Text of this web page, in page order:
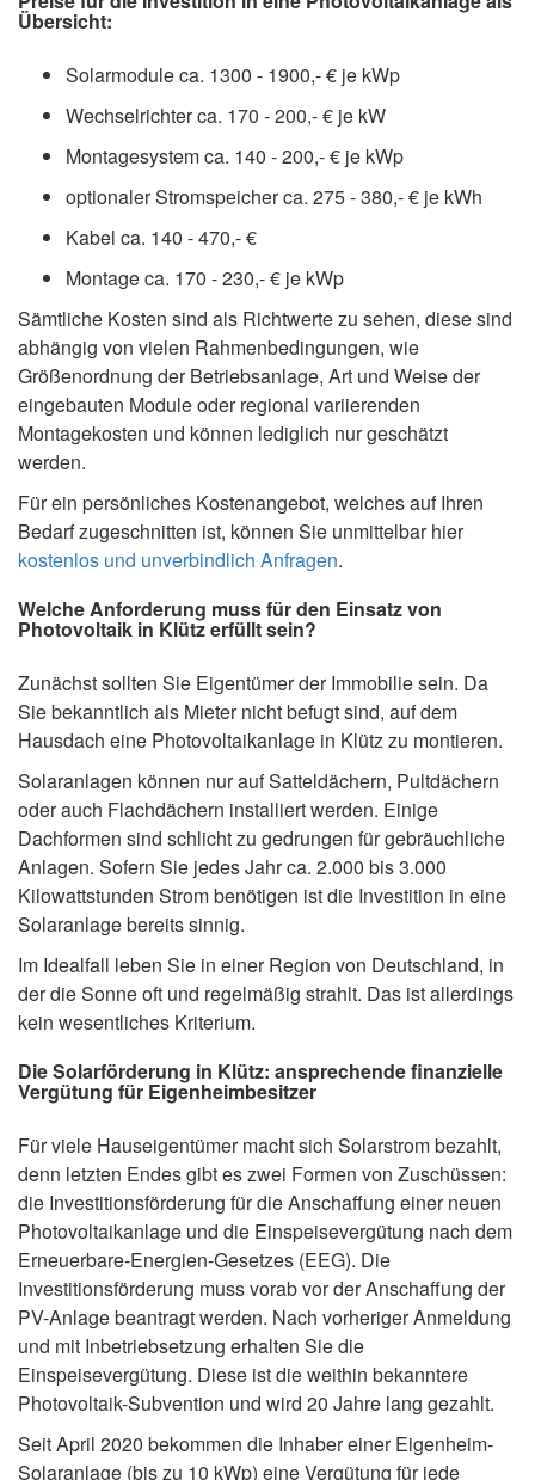
Übersicht:
Solarmodule ca. 1300 - 1900,- € je kWp
Wechselrichter ca. 170 - 200,- € je kW
Montagesystem ca. 140 - 200,- € je kWp
optionaler Stromspeicher ca. 275 - 380,- € je kWh
Kabel ca. 140 - 470,- €
Montage ca. 170 - 230,- € je kWp
Sämtliche Kosten sind als Richtwerte zu sehen, diese sind
abhängig von vielen Rahmenbedingungen, wie
Größenordnung der Betriebsanlage, Art und Weise der
eingebauten Module oder regional variierenden
Montagekosten und können lediglich nur geschätzt
werden.
Für ein persönliches Kostenangebot, welches auf Ihren
Bedarf zugeschnitten ist, können Sie unmittelbar hier
kostenlos und unverbindlich Anfragen.
Welche Anforderung muss für den Einsatz von
Photovoltaik in Klütz erfüllt sein?
Zunächst sollten Sie Eigentümer der Immobilie sein. Da
Sie bekanntlich als Mieter nicht befugt sind, auf dem
Hausdach eine Photovoltaikanlage in Klütz zu montieren.
Solaranlagen können nur auf Satteldächern, Pultdächern
oder auch Flachdächern installiert werden. Einige
Dachformen sind schlicht zu gedrungen für gebräuchliche
Anlagen. Sofern Sie jedes Jahr ca. 2.000 bis 3.000
Kilowattstunden Strom benötigen ist die Investition in eine
Solaranlage bereits sinnig.
Im Idealfall leben Sie in einer Region von Deutschland, in
der die Sonne oft und regelmäßig strahlt. Das ist allerdings
kein wesentliches Kriterium.
Die Solarförderung in Klütz: ansprechende finanzielle
Vergütung für Eigenheimbesitzer
Für viele Hauseigentümer macht sich Solarstrom bezahlt,
denn letzten Endes gibt es zwei Formen von Zuschüssen:
die Investitionsförderung für die Anschaffung einer neuen
Photovoltaikanlage und die Einspeisevergütung nach dem
Erneuerbare-Energien-Gesetzes (EEG). Die
Investitionsförderung muss vorab vor der Anschaffung der
PV-Anlage beantragt werden. Nach vorheriger Anmeldung
und mit Inbetriebsetzung erhalten Sie die
Einspeisevergütung. Diese ist die weithin bekanntere
Photovoltaik-Subvention und wird 20 Jahre lang gezahlt.
Seit April 2020 bekommen die Inhaber einer Eigenheim-
Solaranlage (bis zu 10 kWp) eine Vergütung für jede